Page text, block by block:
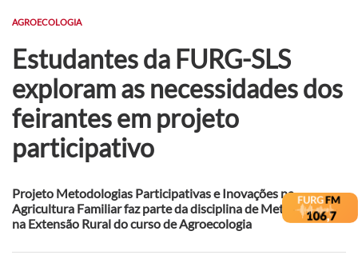
AGROECOLOGIA
Estudantes da FURG-SLS
exploram as necessidades dos
feirantes em projeto
participativo
Projeto Metodologias Participativas e Inovações na
Agricultura Familiar faz parte da disciplina de Metodologias
na Extensão Rural do curso de Agroecologia